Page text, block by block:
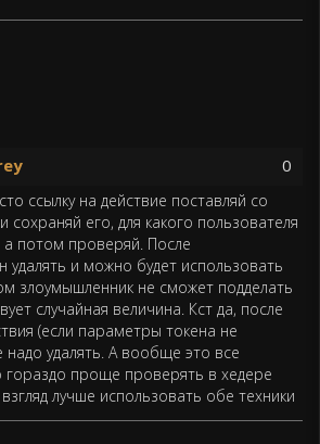
0
ссылку на действие поставляй со
сохраняй его, для какого пользователя
а потом проверяй. После
удалять и можно будет использовать
злоумышленник не сможет подделать
случайная величина. Кст да, после
(если параметры токена не
надо удалять. А вообще это все
гораздо проще проверять в хедере
лучше использовать обе техники